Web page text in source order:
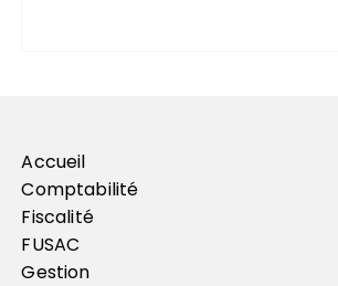
Accueil
Comptabilité
Fiscalité
FUSAC
Gestion